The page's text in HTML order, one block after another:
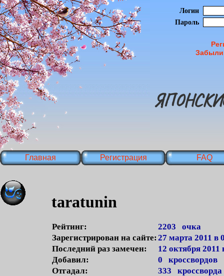
Логин
Пароль
Главная Регистрация FAQ
taratunin
Рейтинг:
2203 очка
Зарегистрирован на сайте: 27 марта 2011 в
Последний раз замечен:
12 октября 2011
Добавил:
0 кроссвордов
Отгадал:
333 кроссворда